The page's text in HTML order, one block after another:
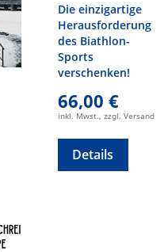
Die einzigartige
Herausforderung
des Biathlon-
Sports
verschenken!
66,00 €
inkl. Mwst., zzgl. Versand
Details